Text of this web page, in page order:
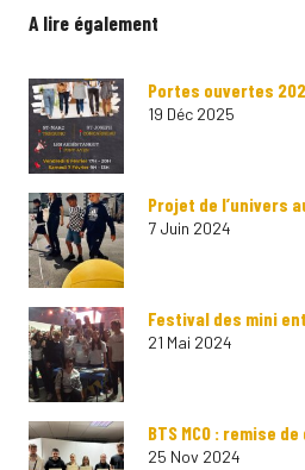
A lire également
Portes ouvertes
19 Déc 2025
Projet de l’univers
7 Juin 2024
Festival des mini
21 Mai 2024
BTS MCO : remise
25 Nov 2024